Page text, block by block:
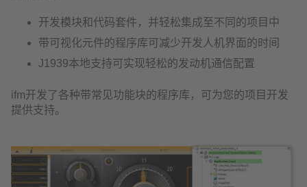
开发模块和代码套件，并轻松集成至不同的项目中
带可视化元件的程序库可减少开发人机界面的时间
J1939本地支持可实现轻松的发动机通信配置
ifm开发了各种带常见功能块的程序库，可为您的项目开发
提供支持。